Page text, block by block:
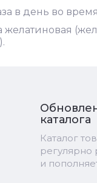
в день во
желатиновая
каталога
Каталог
регулярно
и